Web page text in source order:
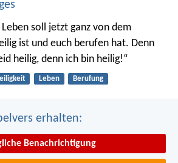
soll jetzt ganz von dem
ist und euch berufen hat. Denn
heilig, denn ich bin heilig!“
Leben Berufung
erhalten:
Benachrichtigung